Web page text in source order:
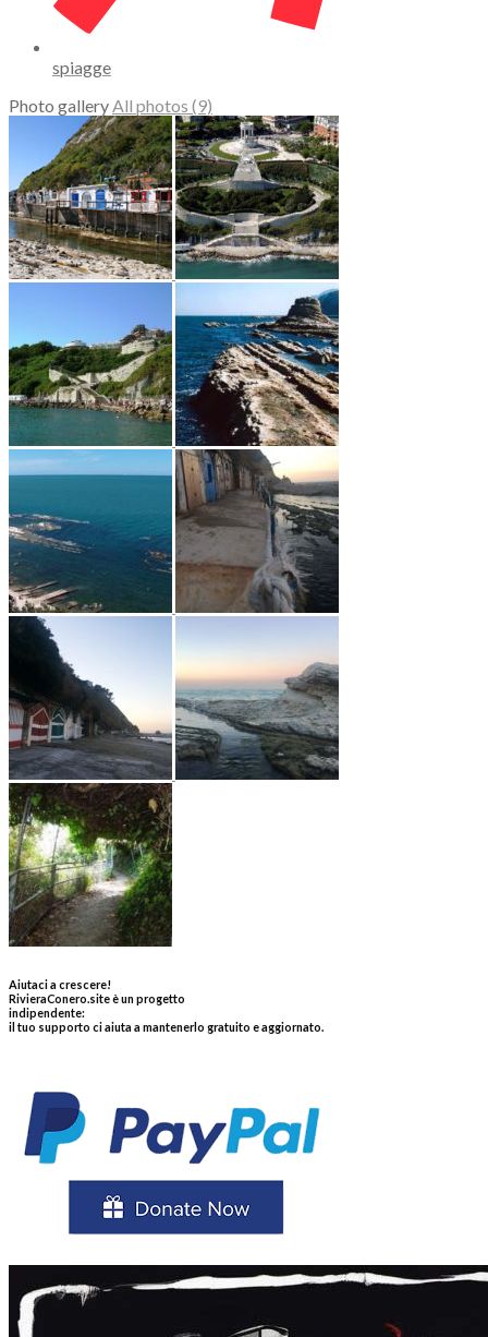
spiagge
Photo galleryAll photos (9)
Aiutaci a crescere!
RivieraConero.site è un progetto
indipendente:
il tuo supporto ci aiuta a mantenerlo gratuito e aggiornato.